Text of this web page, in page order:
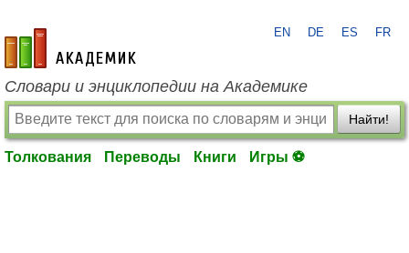
academic.ru
EN DE ES FR
Словари и энциклопедии на Академике
Найти!
Толкования Переводы Книги Игры ⚽